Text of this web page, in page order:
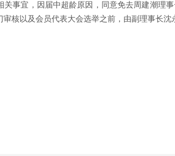
事宜，因届中超龄原因，同意免去周建潮理
核以及会员代表大会选举之前，由副理事长沈